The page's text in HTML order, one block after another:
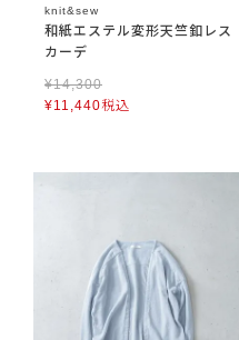
knit&sew
和紙エステル変形天竺釦レス
カーデ
¥14,300
¥11,440税込